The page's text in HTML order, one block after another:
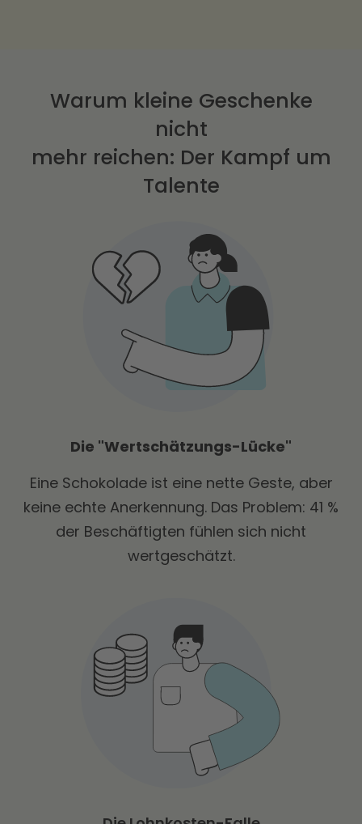
Warum kleine Geschenke
nicht
mehr reichen: Der Kampf um
Talente
Die "Wertschätzungs-Lücke"
Eine Schokolade ist eine nette Geste, aber
keine echte Anerkennung. Das Problem: 41 %
der Beschäftigten fühlen sich nicht
wertgeschätzt.